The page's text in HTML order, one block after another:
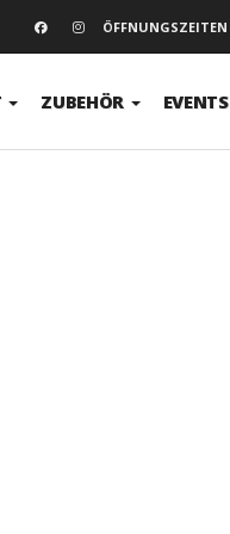
ÖFFNUNGSZEITEN
ZUBEHÖR EVENTS